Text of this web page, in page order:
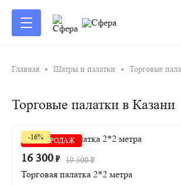
Главная Шатры и палатки Торговые
Торговые палатки в Казани
ХИТ ПРОДАЖ
-16%
16 300 ₽ 19 500₽
Торговая палатка 2*2 метра